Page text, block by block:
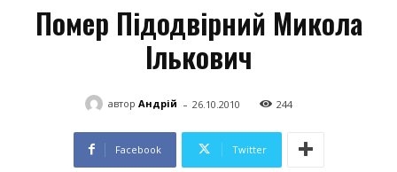
Помер Підодвірний Микола
Ількович
автор Андрій - 26.10.2010 244
Facebook Twitter